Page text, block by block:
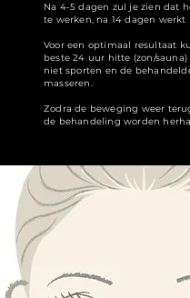
Na 4-5 dagen zul je zien dat
te werken, na 14 dagen werkt
Voor een optimaal resultaat
beste 24 uur hitte (zon/
niet sporten en de
masseren.
Zodra de beweging weer
de behandeling worden